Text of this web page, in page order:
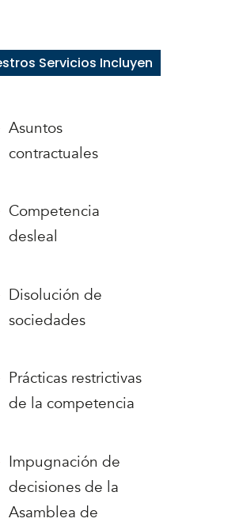
Servicios Incluyen
Asuntos
contractuales
Competencia
desleal
Disolución de
sociedades
Prácticas restrictivas
de la competencia
Impugnación de
decisiones de la
Asamblea de